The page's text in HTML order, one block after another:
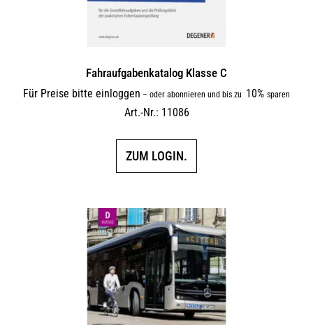
Fahraufgabenkatalog Klasse C
Für Preise bitte einloggen – oder abonnieren und bis zu 10% sparen
Art.-Nr.: 11086
ZUM LOGIN.